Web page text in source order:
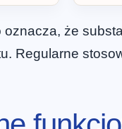
że
Regularne